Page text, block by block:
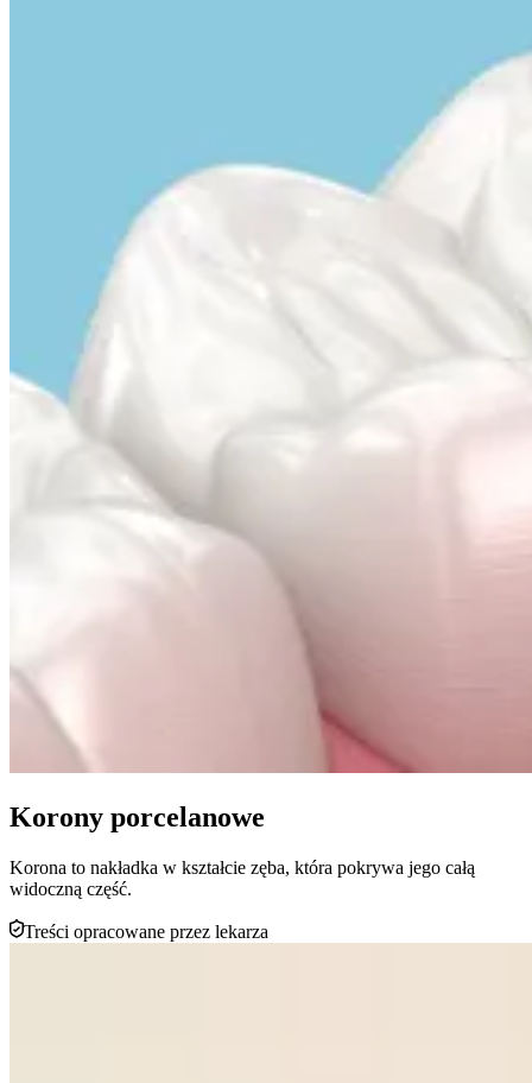
Korony porcelanowe
Korona to nakładka w kształcie zęba, która pokrywa jego całą
widoczną część.
Treści opracowane przez lekarza